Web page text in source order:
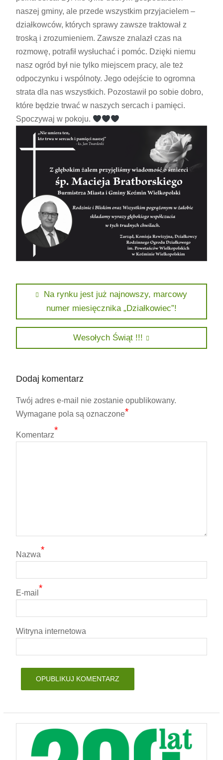
naszej gminy, ale przede wszystkim przyjacielem –
działkowców, których sprawy zawsze traktował z
troską i zrozumieniem. Zawsze znalazł czas na
rozmowę, potrafił wysłuchać i pomóc. Dzięki niemu
nasz ogród był nie tylko miejscem pracy, ale też
odpoczynku i wspólnoty. Jego odejście to ogromna
strata dla nas wszystkich. Pozostawił po sobie dobro,
które będzie trwać w naszych sercach i pamięci.
Spoczywaj w pokoju.
Nawigacja
Previous
post:
Na rynku jest już najnowszy, marcowy
numer miesięcznika „Działkowiec”!
Next
post:
Wesołych Świąt !!!
Dodaj komentarz
Twój adres e-mail nie zostanie opublikowany.
Wymagane pola są oznaczone*
Komentarz*
Nazwa*
E-mail *
Witryna internetowa